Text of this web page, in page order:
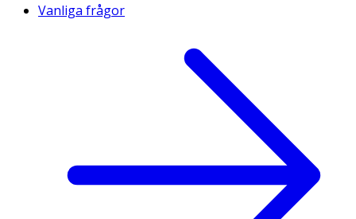
Vanliga frågor